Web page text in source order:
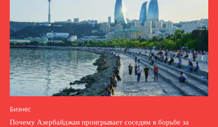
Бизнес
Почему Азербайджан проигрывает соседям в борьбе за